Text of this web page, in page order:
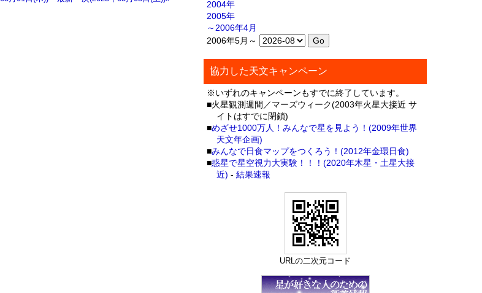
2004年
2005年
～2006年4月
2006年5月～
協力した天文キャンペーン
※いずれのキャンペーンもすでに終了しています。
■火星観測週間／マーズウィーク(2003年火星大接近 サ
イトはすでに閉鎖)
■めざせ1000万人！みんなで星を見よう！(2009年世界
天文年企画)
■みんなで日食マップをつくろう！(2012年金環日食)
■惑星で星空視力大実験！！！(2020年木星・土星大接
近) -結果速報
URLの二次元コード